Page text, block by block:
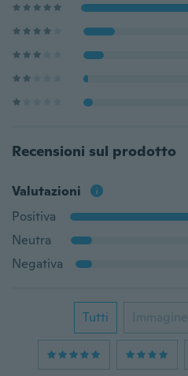
Recensioni sul prodotto
Valutazioni
Positiva
Neutra
Negativa
Tutti Immagine